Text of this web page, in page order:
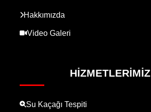
Hakkımızda
Video Galeri
HIZMETLERIMIZ
Su Kaçağı Tespiti